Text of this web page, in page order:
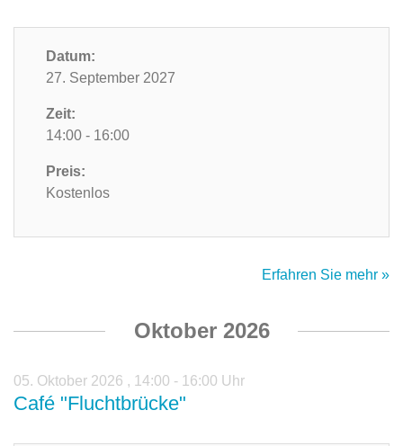
Datum:
27. September 2027
Zeit:
14:00 - 16:00
Preis:
Kostenlos
Erfahren Sie mehr »
Oktober 2026
05. Oktober 2026 , 14:00 - 16:00 Uhr
Café "Fluchtbrücke"